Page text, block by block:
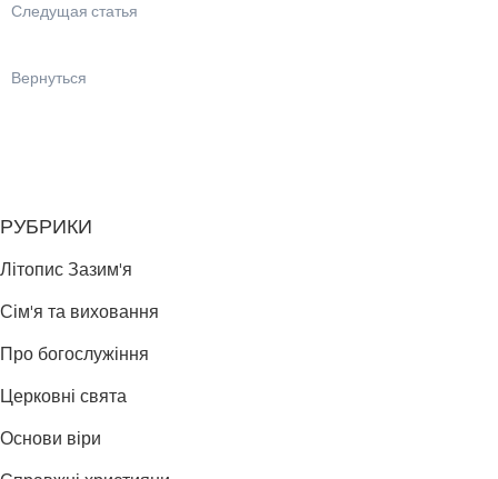
Следущая статья
Вернуться
РУБРИКИ
Літопис Зазим'я
Сім'я та виховання
Про богослужіння
Церковні свята
Основи віри